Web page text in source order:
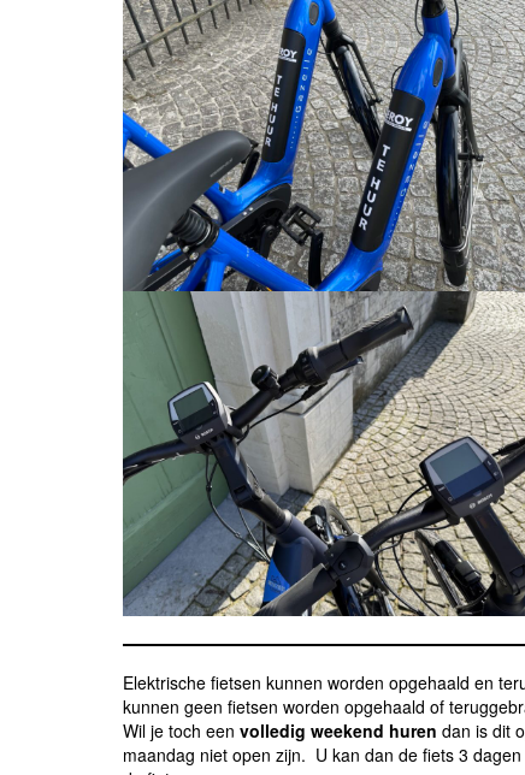
Elektrische fietsen kunnen worden opgehaald en
kunnen geen fietsen worden opgehaald of
Wil je toch een volledig weekend huren dan is dit
maandag niet open zijn. U kan dan de fiets 3